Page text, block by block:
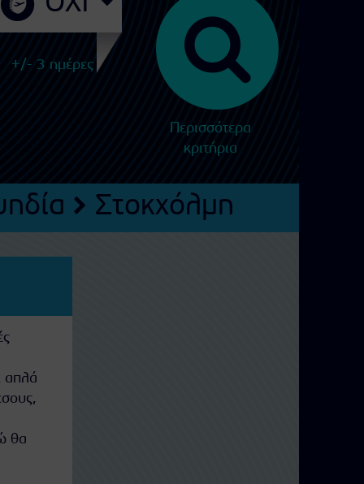
+/- 3 ημέρες
Περισσότερα
κριτήρια
Στοκχόλμη
απλά
θα